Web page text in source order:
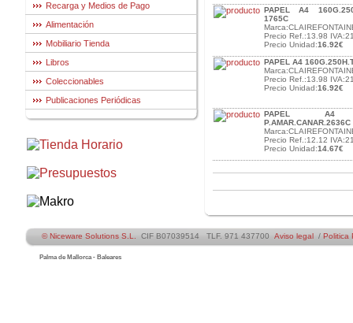
Recarga y Medios de Pago
Alimentación
Mobiliario Tienda
Libros
Coleccionables
Publicaciones Periódicas
PAPEL A4
1765C
Precio Ref.:13.98
Precio Unidad:16.92€
PAPEL A4
Precio Ref.:13.98
Precio Unidad:16.92€
PAPEL A4
P.AMAR.CANAR.2636C
Precio Ref.:12.12
Precio Unidad:14.67€
© Niceware Solutions S.L. CIF B07039514 TLF. 971 437700 Aviso legal / Politica
Palma de Mallorca - Baleares